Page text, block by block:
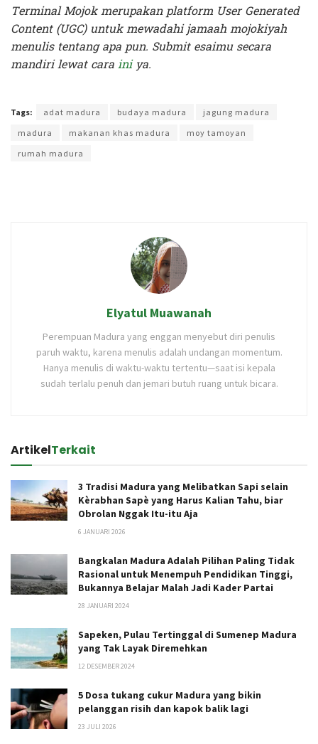
Terminal Mojok merupakan platform User Generated
Content (UGC) untuk mewadahi jamaah mojokiyah
menulis tentang apa pun. Submit esaimu secara
mandiri lewat carainiya.
Tags: adat madura budaya madura
jagung madura
madura
makanan khas madura
moy tamoyan
rumah madura
Elyatul Muawanah
Perempuan Madura yang enggan menyebut diri penulis
paruh waktu, karena menulis adalah undangan momentum.
Hanya menulis di waktu-waktu tertentu—saat isi kepala
sudah terlalu penuh dan jemari butuh ruang untuk bicara.
ArtikelTerkait
3 Tradisi Madura yang Melibatkan Sapi selain
Kèrabhan Sapè yang Harus Kalian Tahu, biar
Obrolan Nggak Itu-itu Aja
6 JANUARI 2026
Bangkalan Madura Adalah Pilihan Paling Tidak
Rasional untuk Menempuh Pendidikan Tinggi,
Bukannya Belajar Malah Jadi Kader Partai
28 JANUARI 2024
Sapeken, Pulau Tertinggal di Sumenep Madura
yang Tak Layak Diremehkan
12 DESEMBER 2024
5 Dosa tukang cukur Madura yang bikin
pelanggan risih dan kapok balik lagi
23 JULI 2026